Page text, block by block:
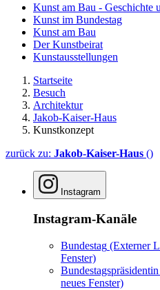
Kunst am Bau - Geschichte
Kunst im Bundestag
Kunst am Bau
Der Kunstbeirat
Kunstausstellungen
Startseite
Besuch
Architektur
Jakob-Kaiser-Haus
Kunstkonzept
zurück zu: Jakob-Kaiser-Haus ()
Instagram
Instagram-Kanäle
Bundestag (Externer
Fenster)
Bundestagspräsidentin
neues Fenster)